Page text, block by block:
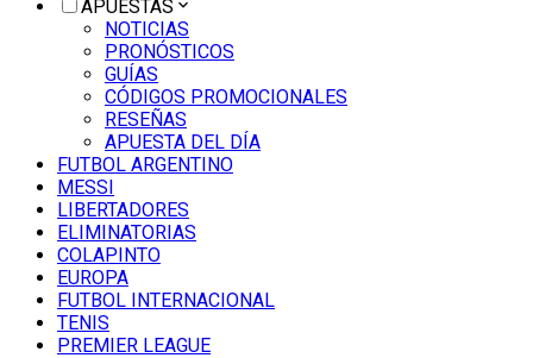
APUESTAS
NOTICIAS
PRONÓSTICOS
GUÍAS
CÓDIGOS PROMOCIONALES
RESEÑAS
APUESTA DEL DÍA
FUTBOL ARGENTINO
MESSI
LIBERTADORES
ELIMINATORIAS
COLAPINTO
EUROPA
FUTBOL INTERNACIONAL
TENIS
PREMIER LEAGUE